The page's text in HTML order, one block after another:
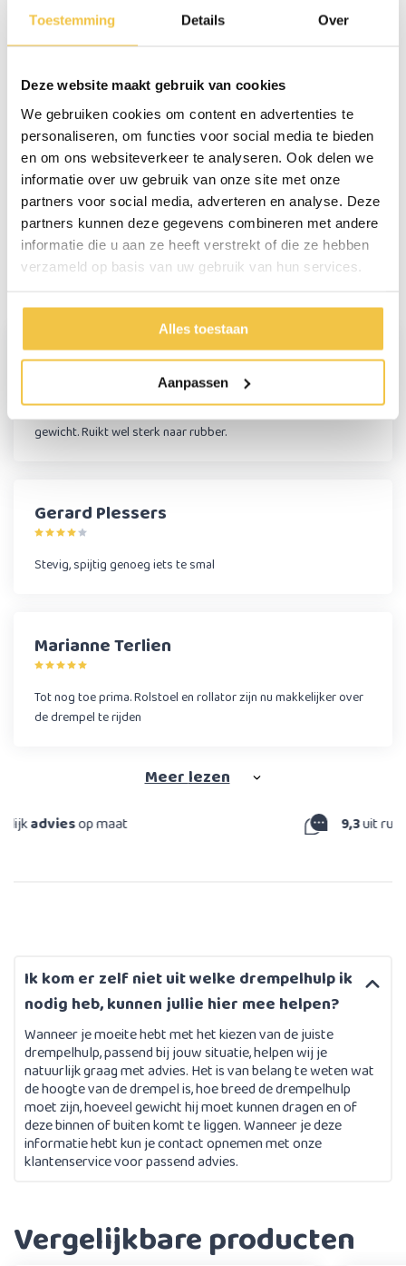
Toestemming Details Over
Deze website maakt gebruik van cookies
We gebruiken cookies om content en advertenties te
personaliseren, om functies voor social media te bieden
en om ons websiteverkeer te analyseren. Ook delen we
informatie over uw gebruik van onze site met onze
partners voor social media, adverteren en analyse. Deze
partners kunnen deze gegevens combineren met andere
informatie die u aan ze heeft verstrekt of die ze hebben
verzameld op basis van uw gebruik van hun services.
Alles toestaan
Aanpassen
Hoogte
7,6 cm - 76 mm
Maximaal draagvermogen
Meerspecificaties
Persoonlijk advies
Start chat
Luc Garé
Werking is prima. Blijft goed liggen door het relatief hoge
gewicht. Ruikt wel sterk naar rubber.
Gerard Plessers
Stevig, spijtig genoeg iets te smal
Marianne Terlien
Tot nog toe prima. Rolstoel en rollator zijn nu makkelijker over
de drempel te rijden
Meerlezen
Ik kom er zelf niet uit welke drempelhulp ik
nodig heb, kunnen jullie hier mee helpen?
Wanneer je moeite hebt met het kiezen van de juiste
drempelhulp, passend bij jouw situatie, helpen wij je
natuurlijk graag met advies. Het is van belang te weten wat
de hoogte van de drempel is, hoe breed de drempelhulp
moet zijn, hoeveel gewicht hij moet kunnen dragen en of
deze binnen of buiten komt te liggen. Wanneer je deze
informatie hebt kun je contact opnemen met onze
klantenservice voor passend advies.
Vergelijkbare producten